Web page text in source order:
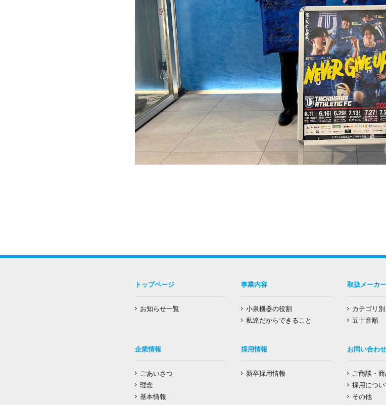
トップページ
お知らせ一覧
企業情報
ごあいさつ
理念
基本情報
事業内容
小泉機器の役割
私達だからできること
採用情報
新卒採用情報
取扱メーカー
カテゴリ別
五十音順
お問い合わせ
ご商談・
採用につい
その他